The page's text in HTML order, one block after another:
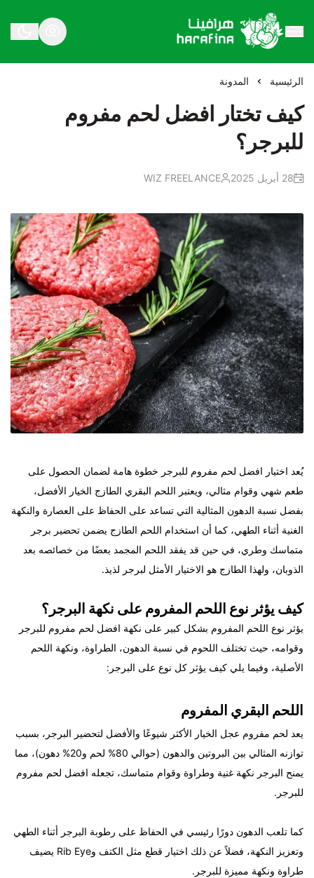
هرافينا
الرئيسية المدونة
كيف تختار افضل لحم مفروم
للبرجر؟
28 أبريل 2025 WIZ FREELANCE
يُعد اختيار افضل لحم مفروم للبرجر خطوة هامة لضمان الحصول على
طعم شهي وقوام مثالي، ويعتبر اللحم البقري الطازج الخيار الأفضل،
بفضل نسبة الدهون المثالية التي تساعد على الحفاظ على العصارة والنكهة
الغنية أثناء الطهي، كما أن استخدام اللحم الطازج يضمن تحضير برجر
متماسك وطري، في حين قد يفقد اللحم المجمد بعضًا من خصائصه بعد
الذوبان، ولهذا الطازج هو الاختيار الأمثل لبرجر لذيذ.
كيف يؤثر نوع اللحم المفروم على نكهة البرجر؟
يؤثر نوع اللحم المفروم بشكل كبير على نكهة افضل لحم مفروم للبرجر
وقوامه، حيث تختلف اللحوم في نسبة الدهون، الطراوة، ونكهة اللحم
الأصلية، وفيما يلي كيف يؤثر كل نوع على البرجر:
اللحم البقري المفروم
يعد لحم مفروم عجل الخيار الأكثر شيوعًا والأفضل لتحضير البرجر، بسبب
توازنه المثالي بين البروتين والدهون (حوالي 80% لحم و20% دهون)، مما
يمنح البرجر نكهة غنية وطراوة وقوام متماسك، تجعله افضل لحم مفروم
للبرجر.
كما تلعب الدهون دورًا رئيسي في الحفاظ على رطوبة البرجر أثناء الطهي
وتعزيز النكهة، فضلاً عن ذلك اختيار قطع مثل الكتف وRib Eye يضيف
طراوة ونكهة مميزة للبرجر.